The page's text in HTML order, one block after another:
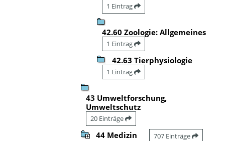
1 Eintrag
42.60 Zoologie: Allgemeines
1 Eintrag
42.63 Tierphysiologie
1 Eintrag
43 Umweltforschung,
Umweltschutz
20 Einträge
44 Medizin 707 Einträge